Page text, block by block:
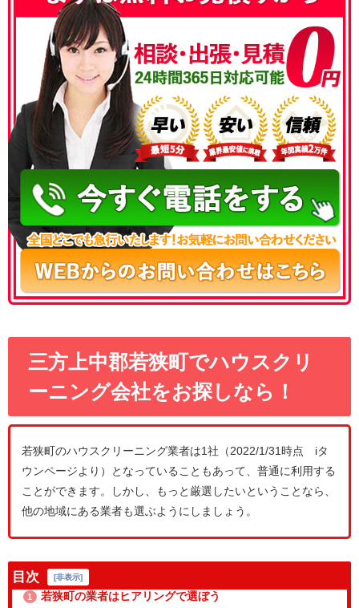
050-3177-5687
三方上中郡若狭町でハウスクリ
ーニング会社をお探しなら！
若狭町のハウスクリーニング業者は1社（2022/1/31時点 iタ
ウンページより）となっていることもあって、普通に利用する
ことができます。しかし、もっと厳選したいということなら、
他の地域にある業者も選ぶようにしましょう。
目次 [非表示]
1 若狭町の業者はヒアリングで選ぼう